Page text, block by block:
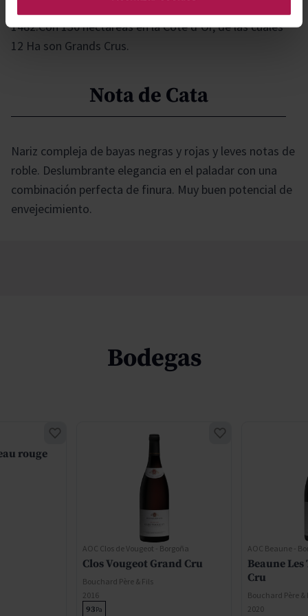
1482.Con 130 hectáreas en la Côte d’Or, de las cuales
12 Ha son Grands Crus.
Nota de Cata
Nariz compleja de bayas negras y rojas y leves notas de
roble. Deslumbrante elegancia en el paladar con una
combinación perfecta de finura. Muy buen potencial de
envejecimiento.
Bodegas
rouge
AOC Clos de Vougeot - Borgoña
Clos Vougeot Grand Cru
Bouchard Père & Fils
2016
93Pa
AOC Beaune -
Beaune
Cru
Bouchard Père &
2020